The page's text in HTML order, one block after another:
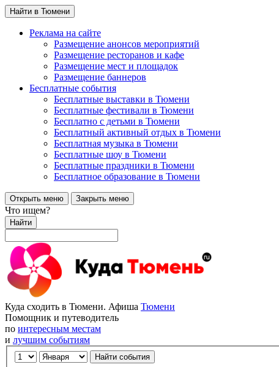
Найти в Тюмени
Реклама на сайте
Размещение анонсов мероприятий
Размещение ресторанов и кафе
Размещение мест и площадок
Размещение баннеров
Бесплатные события
Бесплатные выставки в Тюмени
Бесплатные фестивали в Тюмени
Бесплатно с детьми в Тюмени
Бесплатный активный отдых в Тюмени
Бесплатная музыка в Тюмени
Бесплатные шоу в Тюмени
Бесплатные праздники в Тюмени
Бесплатное образование в Тюмени
Открыть меню Закрыть меню
Что ищем?
Найти
Куда сходить в Тюмени. Афиша Тюмени
Помощник и путеводитель
по интересным местам
и лучшим событиям